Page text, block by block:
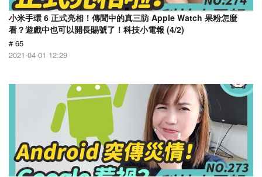
小米手環 6 正式亮相！傳聞中的真三防 Apple Watch 果粉怎麼
看？遊戲中也可以開長賜號了！科技小電報 (4/2)
# 65
2021-04-01 12:29